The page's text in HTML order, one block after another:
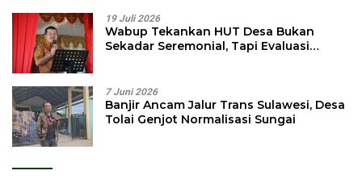
19 Juli 2026
Wabup Tekankan HUT Desa Bukan
Sekadar Seremonial, Tapi Evaluasi
7 Juni 2026
Banjir Ancam Jalur Trans Sulawesi, Desa
Tolai Genjot Normalisasi Sungai